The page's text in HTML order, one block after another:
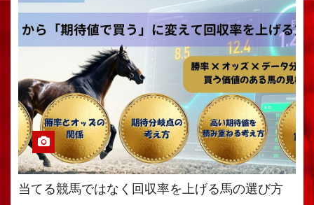
当てる競馬ではなく回収率を上げる馬の選び方